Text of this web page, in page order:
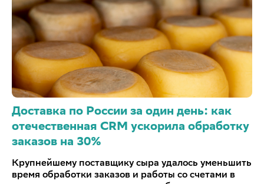
Доставка по России за один день: как
отечественная CRM ускорила обработку
заказов на 30%
Крупнейшему поставщику сыра удалось уменьшить
время обработки заказов и работы со счетами в